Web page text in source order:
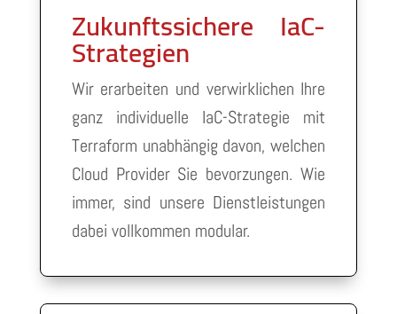
Zukunftssichere IaC-
Strategien
Wir erarbeiten und verwirklichen Ihre
ganz individuelle IaC-Strategie mit
Terraform unabhängig davon, welchen
Cloud Provider Sie bevorzungen. Wie
immer, sind unsere Dienstleistungen
dabei vollkommen modular.